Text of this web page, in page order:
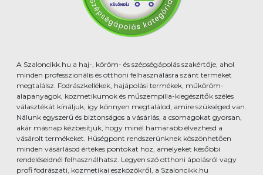
A Szaloncikk.hu a haj-, köröm- és szépségápolás szakértője, ahol
minden professzionális és otthoni felhasználásra szánt terméket
megtalálsz. Fodrászkellékek, hajápolási termékek, műköröm-
alapanyagok, kozmetikumok és műszempilla-kiegészítők széles
választékát kínáljuk, így könnyen megtalálod, amire szükséged van.
Nálunk egyszerű és biztonságos a vásárlás, a csomagokat gyorsan,
akár másnap kézbesítjük, hogy minél hamarabb élvezhesd a
vásárolt termékeket. Hűségpont rendszerünknek köszönhetően
minden vásárlásod értékes pontokat hoz, amelyeket későbbi
rendeléseidnél felhasználhatsz. Legyen szó otthoni ápolásról vagy
profi fodrászati, kozmetikai eszközökről, a Szaloncikk.hu